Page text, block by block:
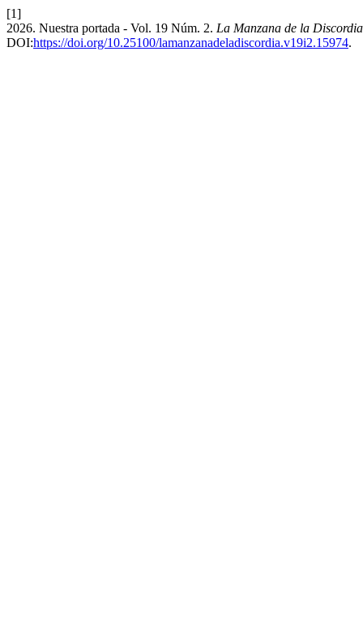
[1]
2026. Nuestra portada - Vol. 19 Núm. 2. La Manzana de la Discordia
DOI:https://doi.org/10.25100/lamanzanadeladiscordia.v19i2.15974.